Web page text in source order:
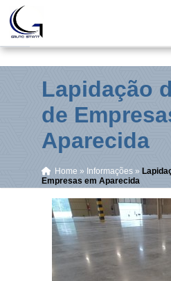
Lapidação
de
Aparecida
Home » Informações »
Empresas em Aparecida